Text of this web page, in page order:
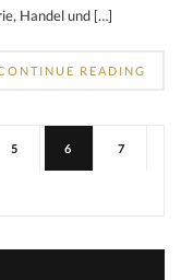
Handel und […]
READING
5 6 7